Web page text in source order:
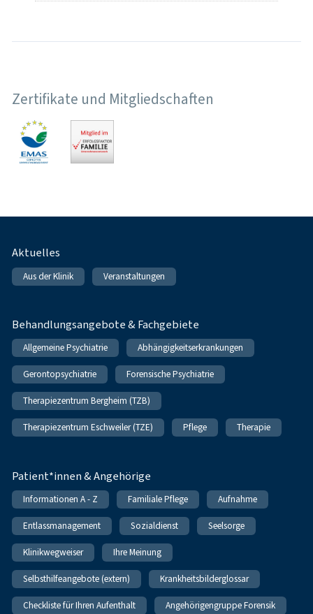
Zertifikate und Mitgliedschaften
Fußnavigation
Aktuelles
Aus der Klinik Veranstaltungen
Behandlungsangebote & Fachgebiete
Allgemeine Psychiatrie Abhängigkeitserkrankungen
Gerontopsychiatrie Forensische Psychiatrie
Therapiezentrum Bergheim (TZB)
Therapiezentrum Eschweiler (TZE) Pflege Therapie
Patient*innen & Angehörige
Informationen A - Z Familiale Pflege Aufnahme
Entlassmanagement Sozialdienst Seelsorge
Klinikwegweiser Ihre Meinung
Selbsthilfeangebote (extern) Krankheitsbilderglossar
Checkliste für Ihren Aufenthalt Angehörigengruppe Forensik